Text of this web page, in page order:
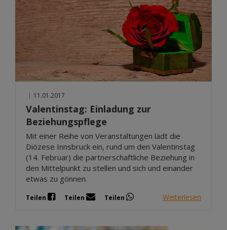
| 11.01.2017
Valentinstag: Einladung zur
Beziehungspflege
Mit einer Reihe von Veranstaltungen lädt die
Diözese Innsbruck ein, rund um den Valentinstag
(14. Februar) die partnerschaftliche Beziehung in
den Mittelpunkt zu stellen und sich und einander
etwas zu gönnen.
Teilen Teilen Teilen Weiterlesen